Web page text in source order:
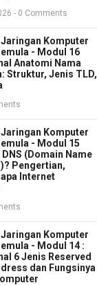
- 0 Comments
Jaringan Komputer
- Modul 16
Anatomi Nama
Struktur, Jenis TLD,
Jaringan Komputer
- Modul 15
DNS (Domain Name
Pengertian,
Internet
Jaringan Komputer
- Modul 14 :
6 Jenis Reserved
dan Fungsinya